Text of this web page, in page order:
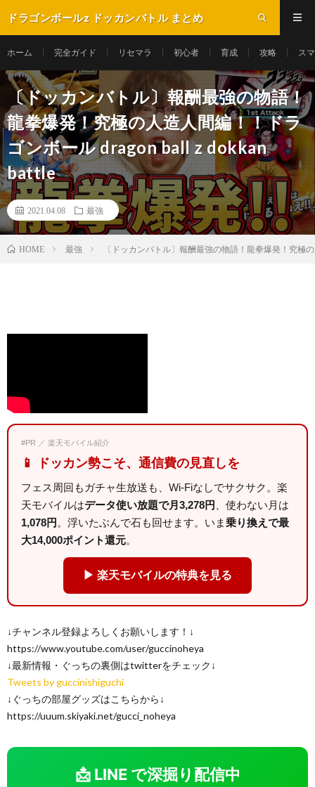
ドラゴンボールz ドッカンバトル まとめ
ホーム 完全ガイド リセマラ 初心者 育成 攻略 ス
〔ドッカンバトル〕報酬最強の物語！
龍拳爆発！究極の人造人間編！！ドラ
ゴンボール dragon ball z dokkan
battle
2021.04.08 最強
HOME 最強 〔ドッカンバトル〕報酬最強の物語！龍拳爆発！究極
#PR ／ 楽天モバイル紹介
📱 ドッカン勢こそ、通信費の見直しを
フェス周回もガチャ生放送も、Wi-Fiなしでサクサク。楽
天モバイルはデータ使い放題で月3,278円
、使わない月は
1,078円 。浮いたぶんで石も回せます。いま乗り換えで最
大14,000ポイント還元。
▶ 楽天モバイルの特典を見る
↓チャンネル登録よろしくお願いします！↓
https://www.youtube.com/user/guccinoheya
↓最新情報・ぐっちの裏側はtwitterをチェック↓
Tweets by guccinishiguchi
↓ぐっちの部屋グッズはこちらから↓
https://uuum.skiyaki.net/gucci_noheya
📩 LINE で深掘り配信中